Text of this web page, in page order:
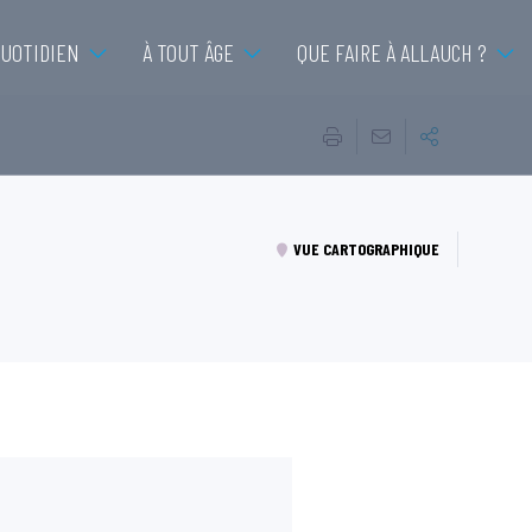
À TOUT ÂGE QUE FAIRE À ALLAUCH ?
VUE CARTOGRAPHIQUE